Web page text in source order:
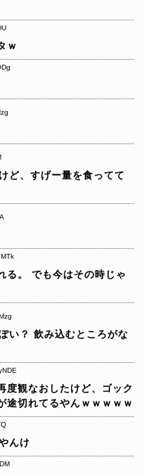
ｗ
ど、すげー量を食ってて
る。
でも今はその時じゃ
い？ 飲み込むところがな
度観なおしたけど、ゴック
途切れてるやんｗｗｗｗｗ
んけ